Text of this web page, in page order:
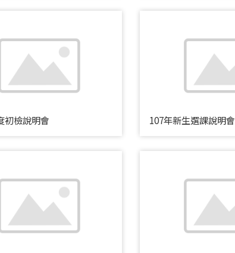
初檢說明會 107年新生選課說明會